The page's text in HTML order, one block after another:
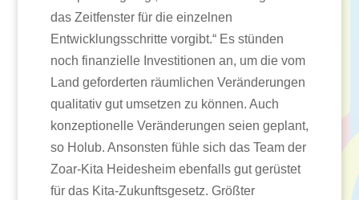
das Zeitfenster für die einzelnen
Entwicklungsschritte vorgibt.“ Es stünden
noch finanzielle Investitionen an, um die vom
Land geforderten räumlichen Veränderungen
qualitativ gut umsetzen zu können. Auch
konzeptionelle Veränderungen seien geplant,
so Holub. Ansonsten fühle sich das Team der
Zoar-Kita Heidesheim ebenfalls gut gerüstet
für das Kita-Zukunftsgesetz. Größter